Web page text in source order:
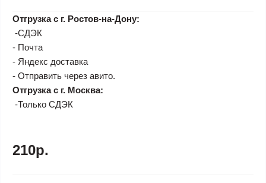
Отгрузка с г. Ростов-на-Дону:
-СДЭК
- Почта
- Яндекс доставка
- Отправить через авито.
Отгрузка с г. Москва:
-Только СДЭК
210р.